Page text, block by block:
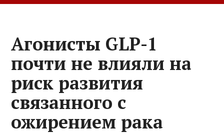
Агонисты GLP-1
почти не влияли на
риск развития
связанного с
ожирением рака